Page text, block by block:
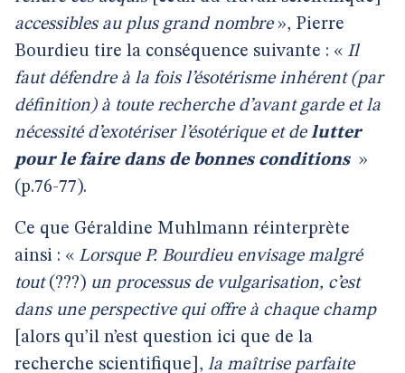
accessibles au plus grand nombre», Pierre
Bourdieu tire la conséquence suivante : « Il
faut défendre à la fois l’ésotérisme inhérent (par
définition) à toute recherche d’avant garde et la
nécessité d’exotériser l’ésotérique et de lutter
pour le faire dans de bonnes conditions »
(p.76-77).
Ce que Géraldine Muhlmann réinterprète
ainsi : « Lorsque P. Bourdieu envisage malgré
tout(???) un processus de vulgarisation, c’est
dans une perspective qui offre à chaque champ
[alors qu’il n’est question ici que de la
recherche scientifique], la maîtrise parfaite